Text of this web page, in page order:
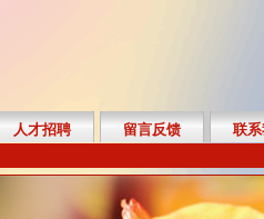
人才招聘 留言反馈 联